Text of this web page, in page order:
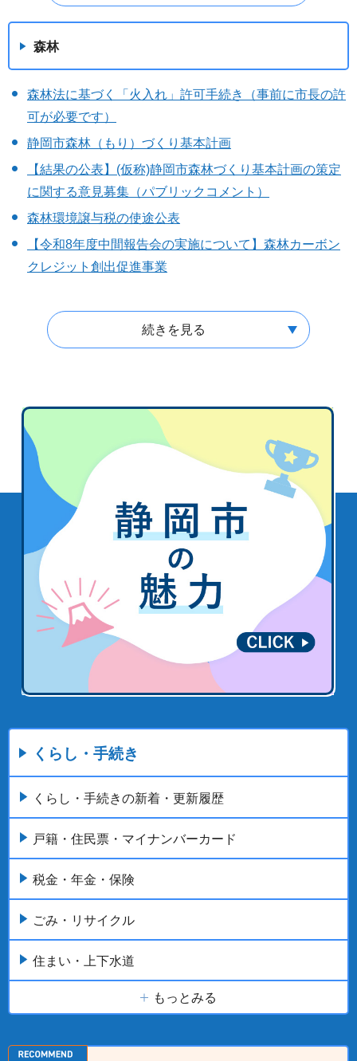
森林
森林法に基づく「火入れ」許可手続き（事前に市長の許
可が必要です）
静岡市森林（もり）づくり基本計画
【結果の公表】(仮称)静岡市森林づくり基本計画の策定
に関する意見募集（パブリックコメント）
森林環境譲与税の使途公表
【令和8年度中間報告会の実施について】森林カーボン
クレジット創出促進事業
続きを見る
くらし・手続き
くらし・手続きの新着・更新履歴
戸籍・住民票・マイナンバーカード
税金・年金・保険
ごみ・リサイクル
住まい・上下水道
もっとみる